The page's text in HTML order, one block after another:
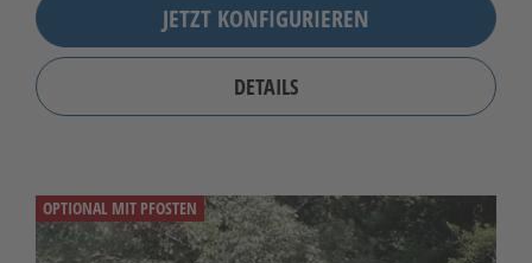
JETZT KONFIGURIEREN
DETAILS
OPTIONAL MIT PFOSTEN